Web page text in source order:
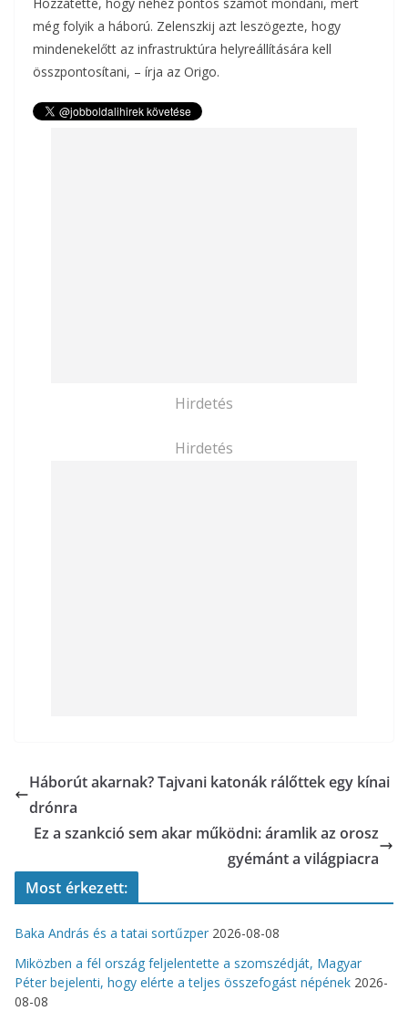
még folyik a háború. Zelenszkij azt leszögezte, hogy
mindenekelőtt az infrastruktúra helyreállítására kell
összpontosítani, – írja az Origo.
Hirdetés
Hirdetés
Háborút akarnak? Tajvani katonák rálőttek egy kínai
drónra
Ez a szankció sem akar működni: áramlik az orosz
gyémánt a világpiacra
Most érkezett:
Baka András és a tatai sortűzper 2026-08-08
Miközben a fél ország feljelentette a szomszédját, Magyar
Péter bejelenti, hogy elérte a teljes összefogást népének 2026-
08-08